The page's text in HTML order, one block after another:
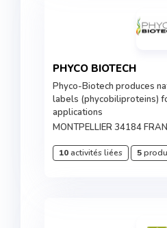
PHYCO BIOTECH
Phyco-Biotech produces
labels (phycobiliproteins)
applications
MONTPELLIER 34184
10activités liées 5